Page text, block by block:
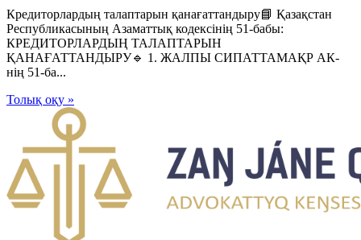
Кредиторлардың талаптарын қанағаттандыру📘 Қазақстан
Республикасының Азаматтық кодексінің 51-бабы:
КРЕДИТОРЛАРДЫҢ ТАЛАПТАРЫН
ҚАНАҒАТТАНДЫРУ🔹 1. ЖАЛПЫ СИПАТТАМАҚР АК-
нің 51-ба...
Толық оқу »